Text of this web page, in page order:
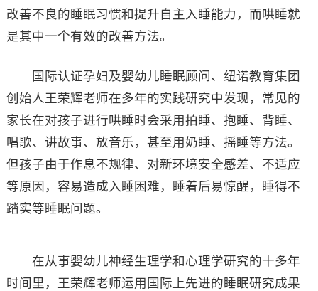
改善不良的睡眠习惯和提升自主入睡能力，而哄睡就
是其中一个有效的改善方法。
国际认证孕妇及婴幼儿睡眠顾问、纽诺教育集团
创始人王荣辉老师在多年的实践研究中发现，常见的
家长在对孩子进行哄睡时会采用拍睡、抱睡、背睡、
唱歌、讲故事、放音乐，甚至用奶睡、摇睡等方法。
但孩子由于作息不规律、对新环境安全感差、不适应
等原因，容易造成入睡困难，睡着后易惊醒，睡得不
踏实等睡眠问题。
在从事婴幼儿神经生理学和心理学研究的十多年
时间里，王荣辉老师运用国际上先进的睡眠研究成果